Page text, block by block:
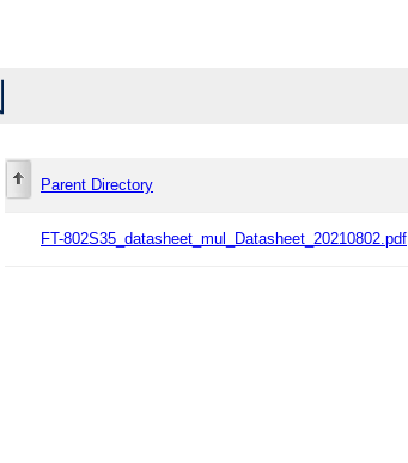
Parent Directory
FT-802S35_datasheet_mul_Datasheet_20210802.pdf